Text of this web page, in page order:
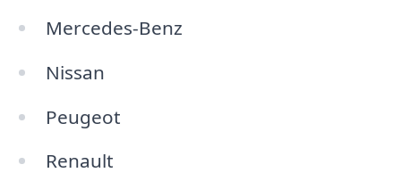
Mercedes-Benz
Nissan
Peugeot
Renault